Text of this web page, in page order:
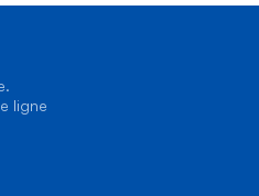
ligne